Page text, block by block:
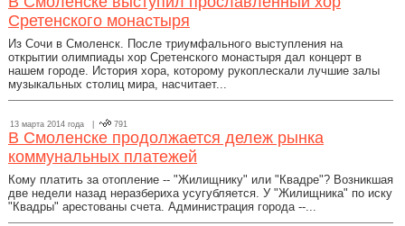
Сретенского монастыря
Из Сочи в Смоленск. После триумфального выступления на
открытии олимпиады хор Сретенского монастыря дал концерт в
нашем городе. История хора, которому рукоплескали лучшие залы
музыкальных столиц мира, насчитает...
13 марта 2014 года | 791
В Смоленске продолжается дележ рынка
коммунальных платежей
Кому платить за отопление -- "Жилищнику" или "Квадре"? Возникшая
две недели назад неразбериха усугубляется. У "Жилищника" по иску
"Квадры" арестованы счета. Администрация города --...